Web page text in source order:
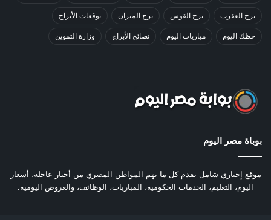
برج العقرب برج القوس برج الميزان توقعات الأبراج
حظك اليوم مباريات اليوم نصائح الأبراج وزارة التموين
بوباة مصر اليوم
موقع إخباري شامل يقدم كل ما يهم المواطن المصري من أخبار عاجلة، أسعار
اليوم، التعليم، الخدمات الحكومية، المباريات، الوظائف، والعروض اليومية.